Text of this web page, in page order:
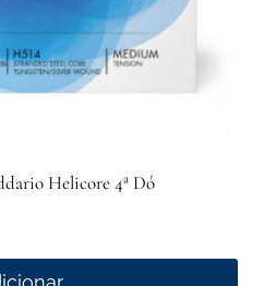
Helicore 4ª Dó